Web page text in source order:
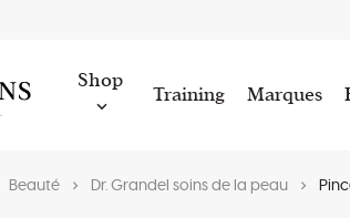
Shop
Training Marques
Beauté Dr. Grandel soins de la peau